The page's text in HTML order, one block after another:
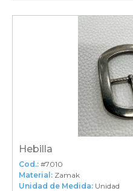
Hebilla
Cod.: #7010
Material: Zamak
Unidad de Medida: Unidad